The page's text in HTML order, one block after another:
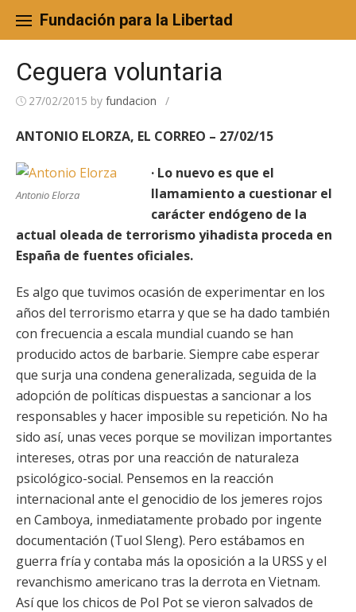
content
Fundación para la Libertad
Ceguera voluntaria
27/02/2015 by fundacion /
ANTONIO ELORZA, EL CORREO – 27/02/15
Antonio Elorza
· Lo nuevo es que el
llamamiento a cuestionar el
carácter endógeno de la
actual oleada de terrorismo yihadista proceda en
España de fuentes oficiales.
Es algo que tuvimos ocasión de experimentar en los
años del terrorismo etarra y que se ha dado también
con frecuencia a escala mundial cuando se han
producido actos de barbarie. Siempre cabe esperar
que surja una condena generalizada, seguida de la
adopción de políticas dispuestas a sancionar a los
responsables y hacer imposible su repetición. No ha
sido así, unas veces porque se movilizan importantes
intereses, otras por una reacción de naturaleza
psicológico-social. Pensemos en la reacción
internacional ante el genocidio de los jemeres rojos
en Camboya, inmediatamente probado por ingente
documentación (Tuol Sleng). Pero estábamos en
guerra fría y contaba más la oposición a la URSS y el
revanchismo americano tras la derrota en Vietnam.
Así que los chicos de Pol Pot se vieron salvados de